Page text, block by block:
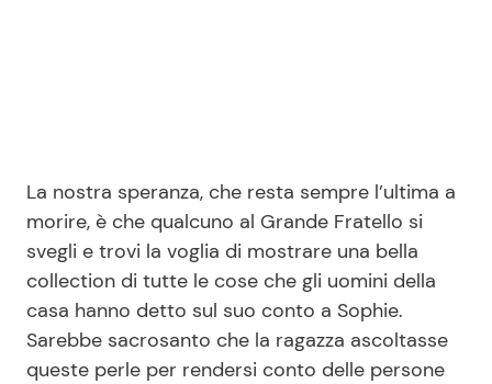
La nostra speranza, che resta sempre l’ultima a
morire, è che qualcuno al Grande Fratello si
svegli e trovi la voglia di mostrare una bella
collection di tutte le cose che gli uomini della
casa hanno detto sul suo conto a Sophie.
Sarebbe sacrosanto che la ragazza ascoltasse
queste perle per rendersi conto delle persone